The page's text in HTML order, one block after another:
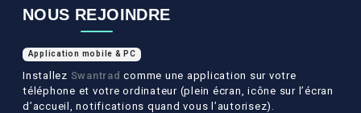
NOUS REJOINDRE
Application mobile & PC
Installez Swantrad comme une application sur votre
téléphone et votre ordinateur (plein écran, icône sur l’écran
d’accueil, notifications quand vous l’autorisez).